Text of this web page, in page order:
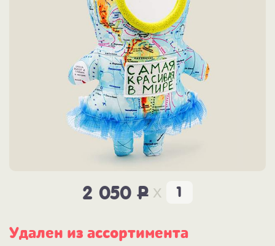
2 050P x
Удален из ассортимента